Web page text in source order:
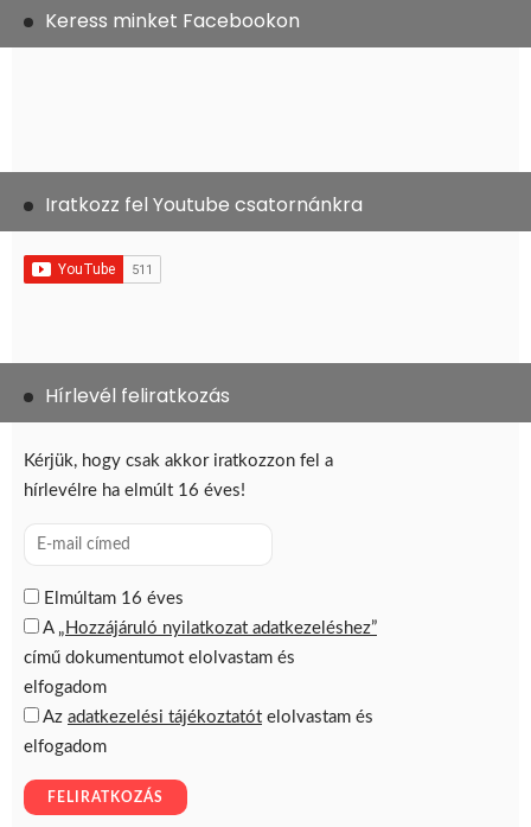
Keress minket Facebookon
Iratkozz fel Youtube csatornánkra
Hírlevél feliratkozás